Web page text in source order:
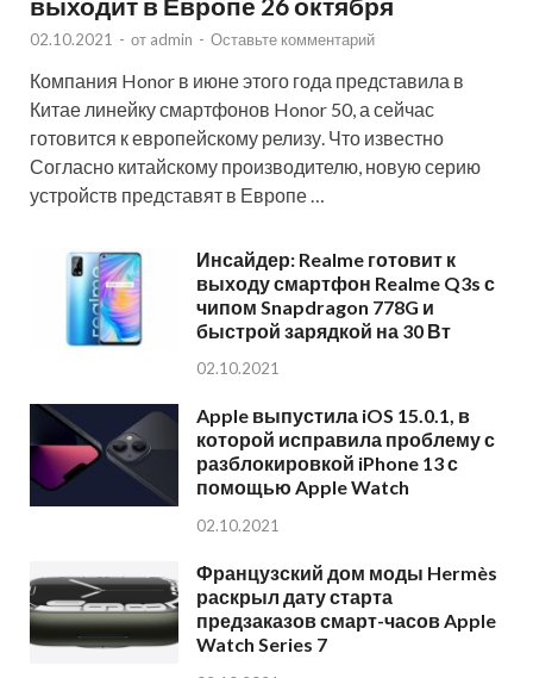
02.10.2021 - от admin - Оставьте комментарий
Компания Honor в июне этого года представила в
Китае линейку смартфонов Honor 50, а сейчас
готовится к европейскому релизу. Что известно
Согласно китайскому производителю, новую серию
устройств представят в Европе …
Инсайдер: Realme готовит к
выходу смартфон Realme Q3s с
чипом Snapdragon 778G и
быстрой зарядкой на 30 Вт
02.10.2021
Apple выпустила iOS 15.0.1, в
которой исправила проблему с
разблокировкой iPhone 13 с
помощью Apple Watch
02.10.2021
Французский дом моды Hermès
раскрыл дату старта
предзаказов смарт-часов Apple
Watch Series 7